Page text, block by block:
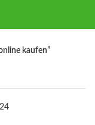
kaufen”
24